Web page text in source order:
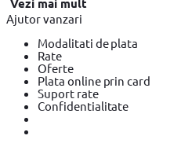
pendular Makita
Fierastrau circular DeWALT
electric BOSCHSlefuitor electric
de frezat BOSCH
electrica BOSCH
Suflanta aer cald YATOSuflanta
compactoare & Ciocan demolator
demolator BOSCHPlaci
Makita
Accesorii scule electrice YATO
Vezi mai mult
Ajutor vanzari
Modalitati de plata
Rate
Oferte
Plata online prin card
Suport rate
Confidentialitate